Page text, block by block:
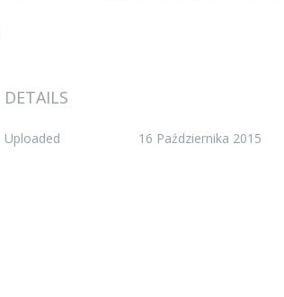
DETAILS
Uploaded 16 Października 2015